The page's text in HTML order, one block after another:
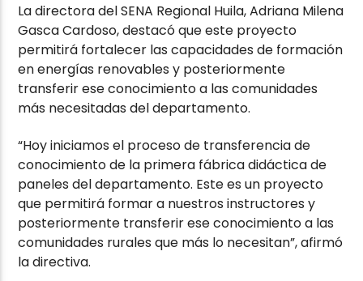
La directora del SENA Regional Huila, Adriana Milena
Gasca Cardoso, destacó que este proyecto
permitirá fortalecer las capacidades de formación
en energías renovables y posteriormente
transferir ese conocimiento a las comunidades
más necesitadas del departamento.
“Hoy iniciamos el proceso de transferencia de
conocimiento de la primera fábrica didáctica de
paneles del departamento. Este es un proyecto
que permitirá formar a nuestros instructores y
posteriormente transferir ese conocimiento a las
comunidades rurales que más lo necesitan”, afirmó
la directiva.